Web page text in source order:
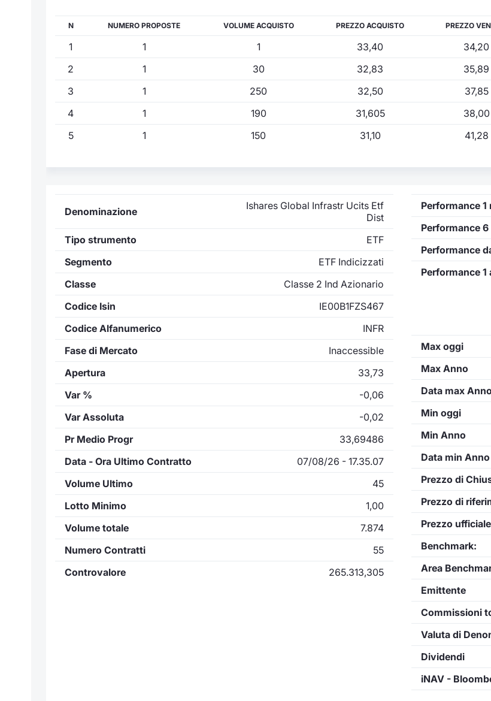
N NUMERO PROPOSTE VOLUME ACQUISTO PREZZO ACQUISTO PREZZO
1 1 1 33,40 34,20
2
1 30 32,83 35,89
3
1 250 32,50 37,85
4
1 190 31,605 38,00
5
1 150 31,10 41,28
Denominazione
Ishares Global Infrastr Ucits Etf
Dist
Tipo strumento
ETF
Segmento
ETF Indicizzati
Classe
Classe 2 Ind Azionario
Codice Isin
IE00B1FZS467
Codice Alfanumerico
INFR
Fase di Mercato
Inaccessible
Apertura
33,73
Var %
-0,06
Var Assoluta
-0,02
Pr Medio Progr
33,69486
Data - Ora Ultimo Contratto
07/08/26 - 17.35.07
Volume Ultimo
45
Lotto Minimo
1,00
Volume totale
7.874
Numero Contratti
55
Controvalore
265.313,305
Performance 1
Performance
Performance
Performance 1
Max oggi
Max Anno
Data max
Min oggi
Min Anno
Data min Anno
Prezzo di
Prezzo di
Prezzo ufficiale
Benchmark:
Area
Emittente
Commissioni
Valuta di
Dividendi
iNAV -